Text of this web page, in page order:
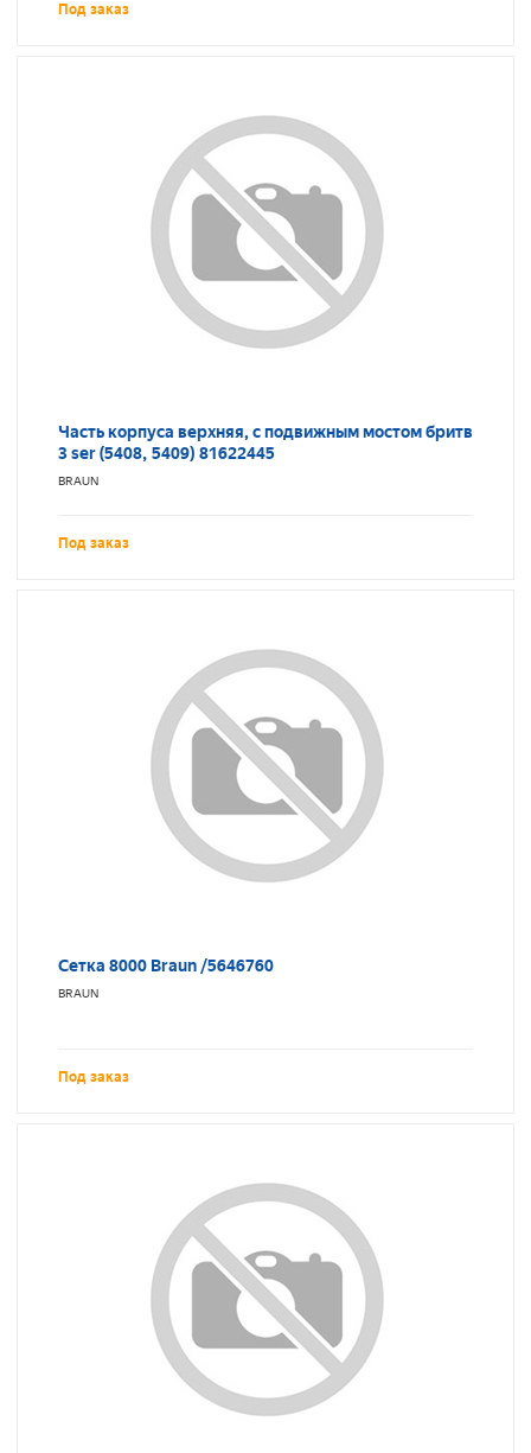
Под заказ
Часть корпуса верхняя, с подвижным мостом бритв
3 ser (5408, 5409) 81622445
BRAUN
Под заказ
Сетка 8000 Braun /5646760
BRAUN
Под заказ